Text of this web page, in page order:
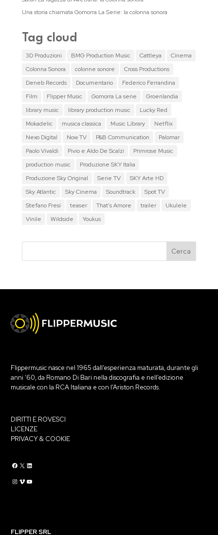
Una storia chiamata Gomorra La Serie: la colonna sonora
Tag cloud
3D Produzioni BMG Production Music Cattleya
Cinema
Colonna Sonora
colonne sonore
Cross Productions
Deneb Records
Documentario
Federico Ferrandina
Film
Flipper Music Gomorra La serie
Groenlandia
library music
library production music
Lucky Red
Mokadelic
musica classica Music Library
Netflix
Nexo Digital
Now TV P&B Communication
Palomar
Paolo Vivaldi
Pivio e Aldo De Scalzi
Primrose Music
production music
Produzione SKY Italia
Produzione Sky Original
Serie TV
SKY Arte HD
Sky Atlantic
Sky Cinema Soundtrack
Spot TV
Stefano Fresi
teaser That's Amore trailer
Ukulele
Vinile
Wildside Youkus
Flippermusic nasce nel 1965 dall’esperienza maturata, durante gli
anni ‘60, da Romano Di Bari nella discografia e nell’edizione
musicale con la RCA Italiana e con l’Ariston Records.
DIRITTI E ROVESCI
LICENZE
PRIVACY & COOKIE
Flippermusic Facebook Flippermusic Twitter
Flippermusic Linkedin
Flippermusic Instagram Flippermusic Vimeo flippermusic YouTube
FLIPPER SRL